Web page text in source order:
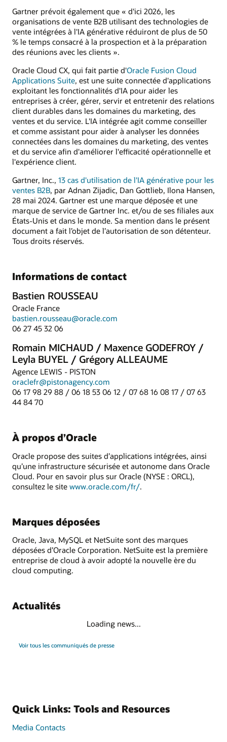
Gartner prévoit également que « d'ici 2026, les
organisations de vente B2B utilisant des technologies de
vente intégrées à l'IA générative réduiront de plus de 50
% le temps consacré à la prospection et à la préparation
des réunions avec les clients ».
Oracle Cloud CX, qui fait partie d'Oracle Fusion Cloud
Applications Suite, est une suite connectée d'applications
exploitant les fonctionnalités d'IA pour aider les
entreprises à créer, gérer, servir et entretenir des relations
client durables dans les domaines du marketing, des
ventes et du service. L'IA intégrée agit comme conseiller
et comme assistant pour aider à analyser les données
connectées dans les domaines du marketing, des ventes
et du service afin d'améliorer l'efficacité opérationnelle et
l'expérience client.
Gartner, Inc., 13 cas d'utilisation de l'IA générative pour les
ventes B2B, par Adnan Zijadic, Dan Gottlieb, Ilona Hansen,
28 mai 2024. Gartner est une marque déposée et une
marque de service de Gartner Inc. et/ou de ses filiales aux
États-Unis et dans le monde. Sa mention dans le présent
document a fait l’objet de l’autorisation de son détenteur.
Tous droits réservés.
Informations de contact
Bastien ROUSSEAU
Oracle France
bastien.rousseau@oracle.com
06 27 45 32 06
Romain MICHAUD / Maxence GODEFROY /
Leyla BUYEL / Grégory ALLEAUME
Agence LEWIS - PISTON
oraclefr@pistonagency.com
06 17 98 29 88 / 06 18 53 06 12 / 07 68 16 08 17 / 07 63
44 84 70
À propos d’Oracle
Oracle propose des suites d’applications intégrées, ainsi
qu’une infrastructure sécurisée et autonome dans Oracle
Cloud. Pour en savoir plus sur Oracle (NYSE : ORCL),
consultez le site www.oracle.com/fr/.
Marques déposées
Oracle, Java, MySQL et NetSuite sont des marques
déposées d’Oracle Corporation. NetSuite est la première
entreprise de cloud à avoir adopté la nouvelle ère du
cloud computing.
Actualités
Loading news...
Voir tous les communiqués de presse
Quick Links: Tools and Resources
Media Contacts